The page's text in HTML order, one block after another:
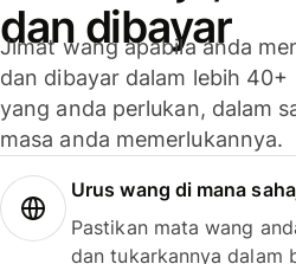
dan dibayar
Jimat wang apabila anda
dan dibayar dalam lebih 40+
yang anda perlukan, dalam
masa anda memerlukannya.
Urus wang di mana
Pastikan mata wang
dan tukarkannya dalam